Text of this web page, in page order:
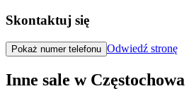
Skontaktuj się
Pokaż numer telefonu Odwiedź stronę
Inne sale w Częstochowa